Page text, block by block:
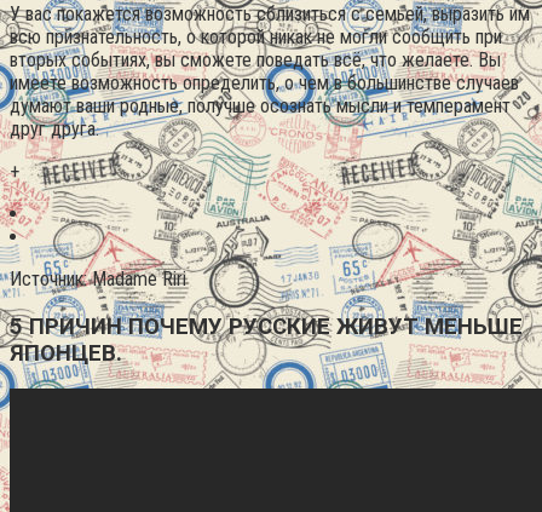
У вас покажется возможность сблизиться с семьей, выразить им
всю признательность, о которой никак не могли сообщить при
вторых событиях, вы сможете поведать всё, что желаете. Вы
имеете возможность определить, о чем в большинстве случаев
думают ваши родные, получше осознать мысли и темперамент
друг друга.
+
Источник: Madame Riri
5 ПРИЧИН ПОЧЕМУ РУССКИЕ ЖИВУТ МЕНЬШЕ
ЯПОНЦЕВ.